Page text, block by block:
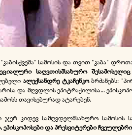
"კაბისქვეშა" სამოსის და თვით "კაბა"
საღვთისმსახურო
ალექსანდრე ტკაჩენკო ბრძანებს:
და მღვდლის ეპიტრაქილისა...
თავისებურად ატარებენ.
ჯერ კიდევ სამღვდელმსახურო
და პრესვიტერები